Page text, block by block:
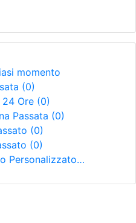
momento
(0)
24 Ore (0)
Passata (0)
(0)
(0)
Personalizzato…